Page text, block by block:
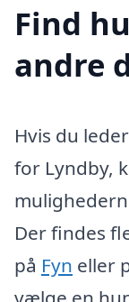
Find
andre
Hvis du
for Lyndby,
Der findes
på Fyn eller